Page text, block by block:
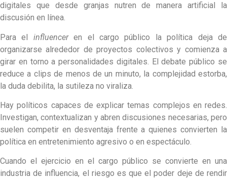
digitales que desde granjas nutren de manera artificial la
discusión en línea.
Para el influenceren el cargo público la política deja de
organizarse alrededor de proyectos colectivos y comienza a
girar en torno a personalidades digitales. El debate público se
reduce a clips de menos de un minuto, la complejidad estorba,
la duda debilita, la sutileza no viraliza.
Hay políticos capaces de explicar temas complejos en redes.
Investigan, contextualizan y abren discusiones necesarias, pero
suelen competir en desventaja frente a quienes convierten la
política en entretenimiento agresivo o en espectáculo.
Cuando el ejercicio en el cargo público se convierte en una
industria de influencia, el riesgo es que el poder deje de rendir